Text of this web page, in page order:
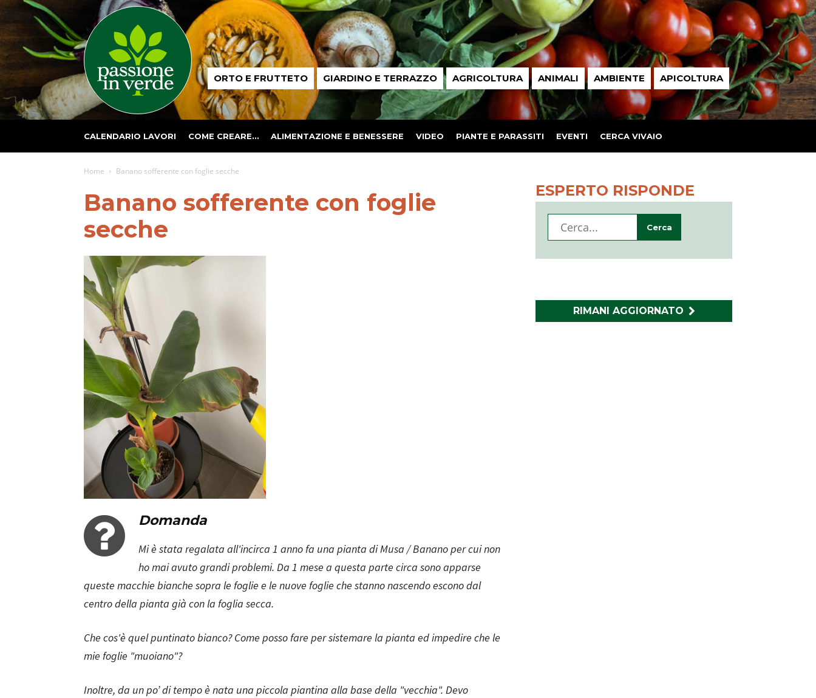
Passione
in ORTO E FRUTTETO GIARDINO E TERRAZZO AGRICOLTURA ANIMALI AMBIENTE APICOLTURA
CALENDARIO LAVORI COME CREARE… ALIMENTAZIONE E BENESSERE VIDEO PIANTE E PARASSITI EVENTI CERCA VIVAIO
Home Banano sofferente con foglie secche
Banano sofferente con foglie
secche
Domanda
Mi è stata regalata all'incirca 1 anno fa una pianta di Musa / Banano per cui non
ho mai avuto grandi problemi. Da 1 mese a questa parte circa sono apparse
queste macchie bianche sopra le foglie e le nuove foglie che stanno nascendo escono dal
centro della pianta già con la foglia secca.
Che cos'è quel puntinato bianco? Come posso fare per sistemare la pianta ed impedire che le
mie foglie "muoiano"?
Inoltre, da un po’ di tempo è nata una piccola piantina alla base della "vecchia". Devo
ESPERTO RISPONDE
RIMANI AGGIORNATO